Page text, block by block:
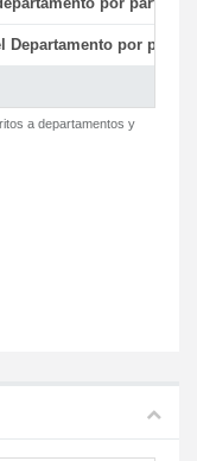
por parte
a departamentos y